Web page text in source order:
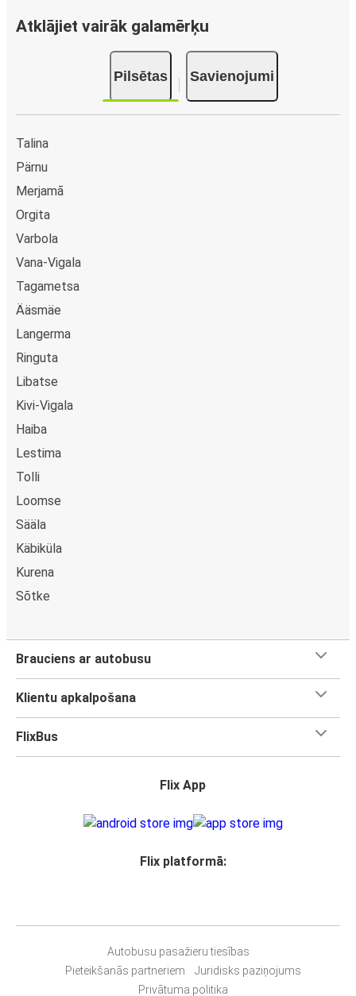
Atklājiet vairāk galamērķu
Pilsētas Savienojumi
Talina
Pärnu
Merjamā
Orgita
Varbola
Vana-Vigala
Tagametsa
Ääsmäe
Langerma
Ringuta
Libatse
Kivi-Vigala
Haiba
Lestima
Tolli
Loomse
Sääla
Käbiküla
Kurena
Sõtke
Brauciens ar autobusu
Klientu apkalpošana
FlixBus
Flix App
Flix platformā:
Autobusu pasažieru tiesības
Pieteikšanās partneriem
Juridisks paziņojums
Privātuma politika